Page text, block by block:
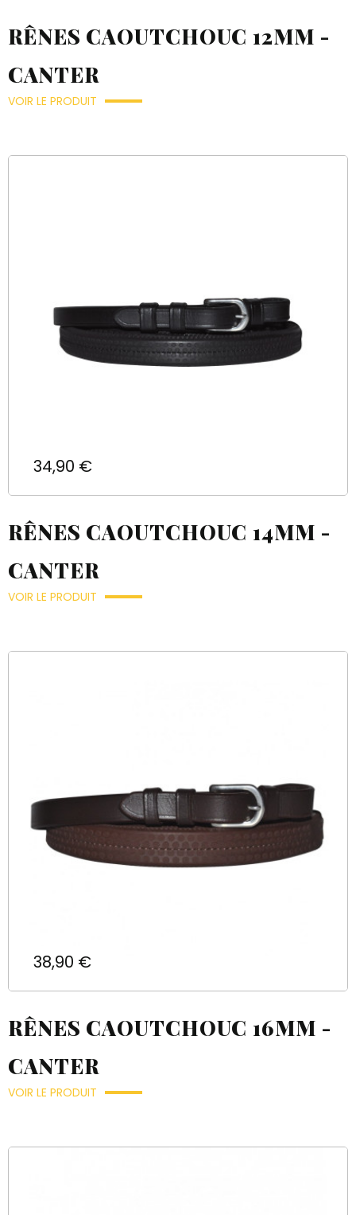
RÊNES CAOUTCHOUC 12MM -
CANTER
VOIR LE PRODUIT
Prix
34,90 €
RÊNES CAOUTCHOUC 14MM -
CANTER
VOIR LE PRODUIT
Prix
38,90 €
RÊNES CAOUTCHOUC 16MM -
CANTER
VOIR LE PRODUIT